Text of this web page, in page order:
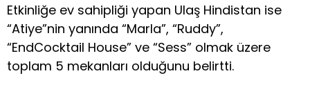
Etkinliğe ev sahipliği yapan Ulaş Hindistan ise
“Atiye”nin yanında “Marla”, “Ruddy”,
“EndCocktail House” ve “Sess” olmak üzere
toplam 5 mekanları olduğunu belirtti.